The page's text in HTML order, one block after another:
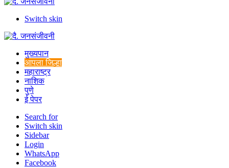
Switch skin
मुख्यपान
आपला जिल्हा
महाराष्ट्र
नाशिक
पुणे
ई पेपर
Search for
Switch skin
Sidebar
Login
WhatsApp
Facebook